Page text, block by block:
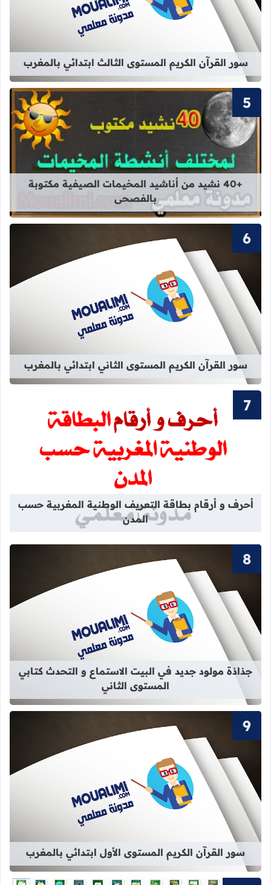
قراءة المزيد عن سور القرآن الكريم
سور القرآن الكريم المستوى الثالث ابتدائي بالمغرب
قراءة المزيد عن +40 نشيد من أناشيد المخيمات الصيفية مكتوبة بالفصحى
+40 نشيد من أناشيد المخيمات الصيفية مكتوبة
بالفصحى
قراءة المزيد عن سور القرآن الكريم
سور القرآن الكريم المستوى الثاني ابتدائي بالمغرب
قراءة المزيد عن أحرف و أرقام
أحرف و أرقام بطاقة التعريف الوطنية المغربية حسب
المدن
قراءة المزيد عن جذاذة مولود جديد
جذاذة مولود جديد في البيت الاستماع و التحدث كتابي
المستوى الثاني
قراءة المزيد عن سور القرآن الكريم
سور القرآن الكريم المستوى الأول ابتدائي بالمغرب